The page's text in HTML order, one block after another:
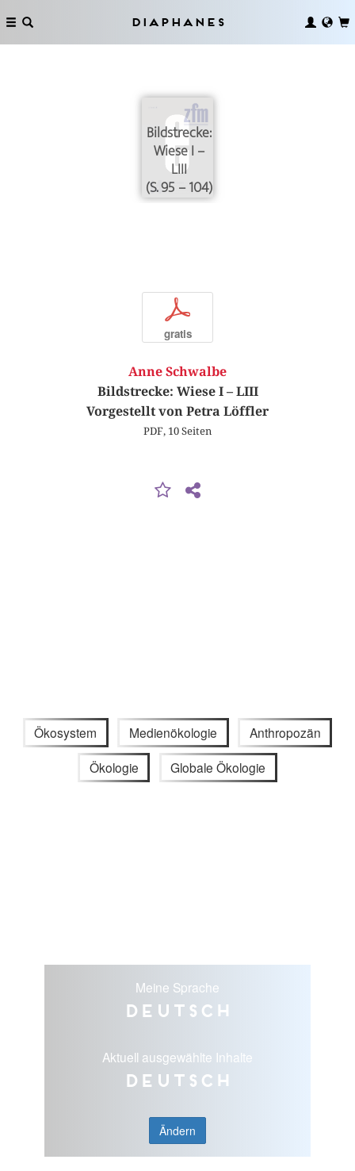
Diaphanes
Bildstrecke:
Wiese I –
LIII
(S. 95 – 104)
p
gratis
Anne Schwalbe
Bildstrecke: Wiese I – LIII
Vorgestellt von Petra Löffler
PDF, 10 Seiten
Ökosystem Medienökologie Anthropozän
Ökologie Globale Ökologie
Meine Sprache
Deutsch
Aktuell ausgewählte Inhalte
Deutsch
Ändern